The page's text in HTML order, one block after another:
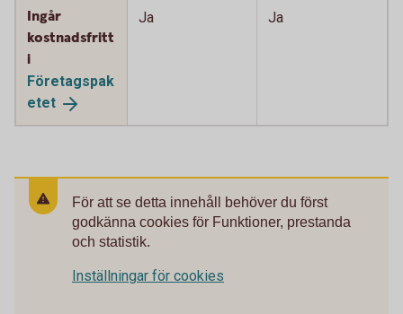
Ingår
kostnadsfritt
i
Företagspak
etet
Ja Ja
För att se detta innehåll behöver du först
godkänna cookies för Funktioner, prestanda
och statistik.
Inställningar för cookies